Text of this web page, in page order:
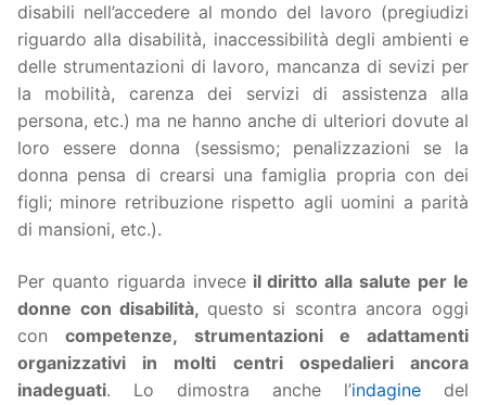
disabili nell’accedere al mondo del lavoro (pregiudizi
riguardo alla disabilità, inaccessibilità degli ambienti e
delle strumentazioni di lavoro, mancanza di sevizi per
la mobilità, carenza dei servizi di assistenza alla
persona, etc.) ma ne hanno anche di ulteriori dovute al
loro essere donna (sessismo; penalizzazioni se la
donna pensa di crearsi una famiglia propria con dei
figli; minore retribuzione rispetto agli uomini a parità
di mansioni, etc.).
Per quanto riguarda inveceil diritto alla salute per le
donne con disabilità, questo si scontra ancora oggi
concompetenze, strumentazioni e adattamenti
organizzativi in molti centri ospedalieri ancora
inadeguati. Lo dimostra anche l’indagine del